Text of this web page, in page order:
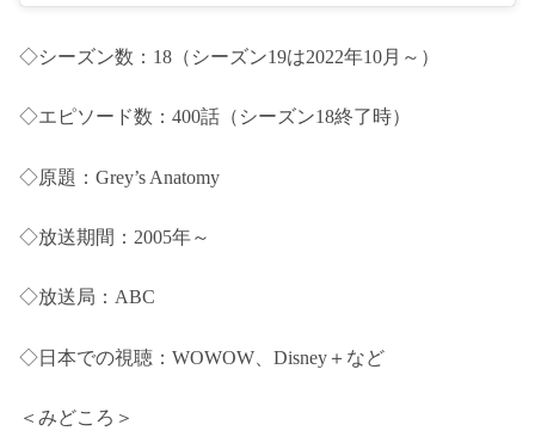
◇シーズン数：18（シーズン19は2022年10月～）
◇エピソード数：400話（シーズン18終了時）
◇原題：Grey’s Anatomy
◇放送期間：2005年～
◇放送局：ABC
◇日本での視聴：WOWOW、Disney＋など
＜みどころ＞